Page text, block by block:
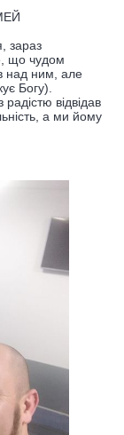
зараз
що чудом
над ним, але
Богу).
відвідав
а ми йому